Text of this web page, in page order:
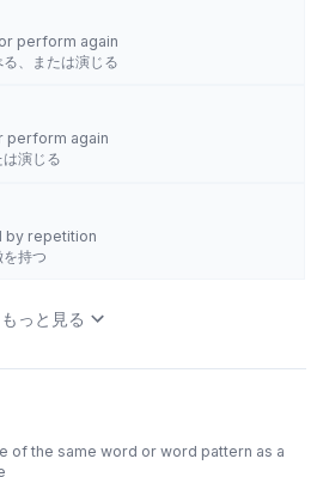
perform again
、または演じる
perform again
演じる
by repetition
持つ
もっと見る
of the same word or word pattern as a